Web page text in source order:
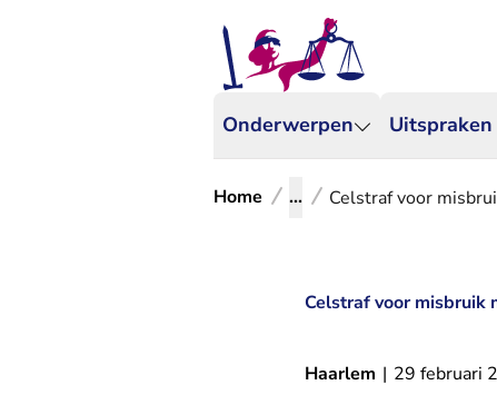
Onderwerpen
Home ... Celstraf voor
Celstraf voor misbruik
Haarlem | 29 februari